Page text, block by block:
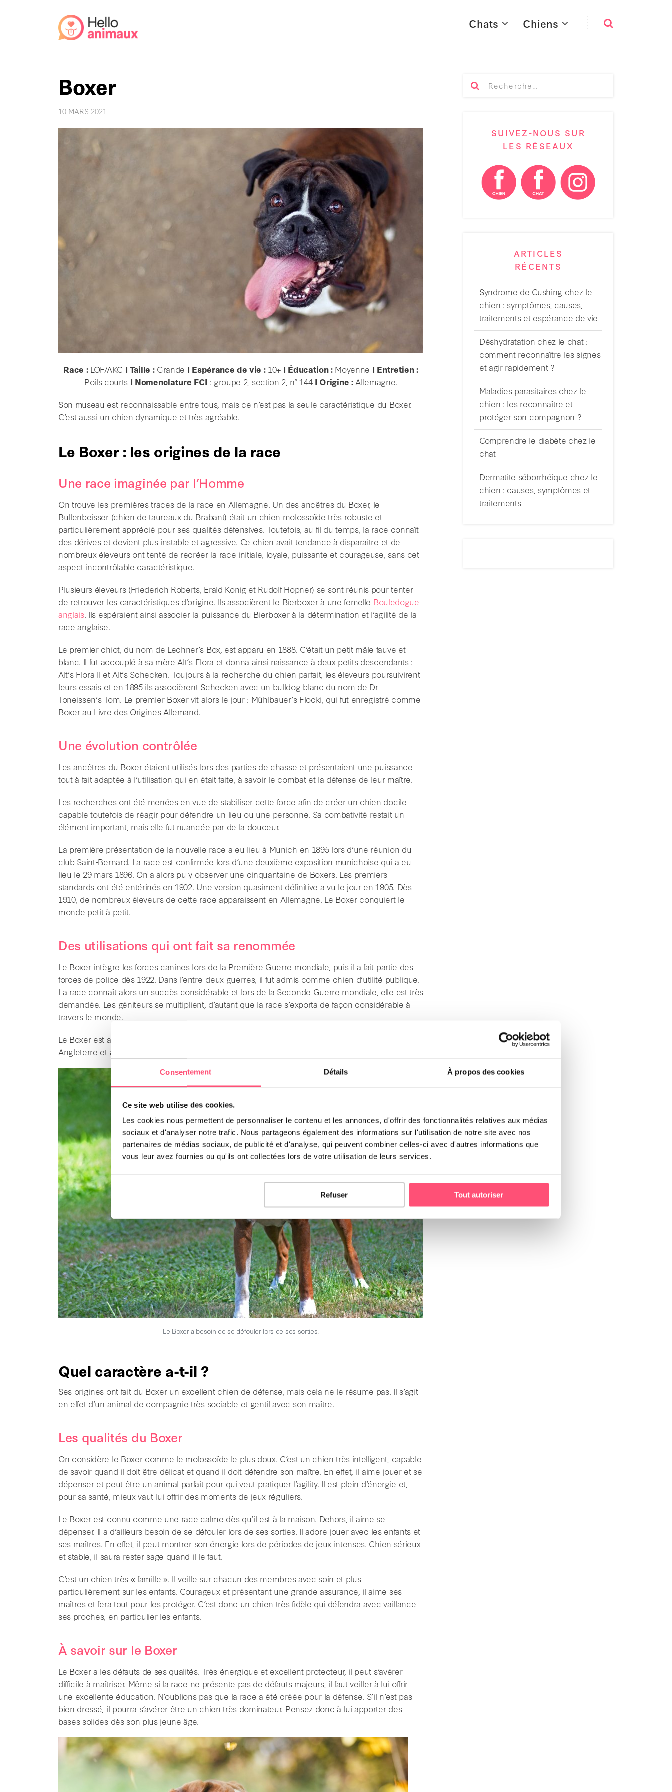
Consentement Détails À propos des cookies
Ce site web utilise des cookies.
Les cookies nous permettent de personnaliser le contenu et les annonces, d'offrir des fonctionnalités relatives aux médias
sociaux et d'analyser notre trafic. Nous partageons également des informations sur l'utilisation de notre site avec nos
partenaires de médias sociaux, de publicité et d'analyse, qui peuvent combiner celles-ci avec d'autres informations que
vous leur avez fournies ou qu'ils ont collectées lors de votre utilisation de leurs services.
Refuser Tout autoriser
Chats Chiens
Boxer
10 MARS 2021
Race : LOF/AKC I Taille : Grande I Espérance de vie : 10+ I Éducation : Moyenne I Entretien :
Poils courts I Nomenclature FCI : groupe 2, section 2, n° 144 I Origine : Allemagne.
Son museau est reconnaissable entre tous, mais ce n’est pas la seule caractéristique du Boxer.
C’est aussi un chien dynamique et très agréable.
Le Boxer : les origines de la race
Une race imaginée par l’Homme
On trouve les premières traces de la race en Allemagne. Un des ancêtres du Boxer, le
Bullenbeisser (chien de taureaux du Brabant) était un chien molossoïde très robuste et
particulièrement apprécié pour ses qualités défensives. Toutefois, au fil du temps, la race connaît
des dérives et devient plus instable et agressive. Ce chien avait tendance à disparaitre et de
nombreux éleveurs ont tenté de recréer la race initiale, loyale, puissante et courageuse, sans cet
aspect incontrôlable caractéristique.
Plusieurs éleveurs (Friederich Roberts, Erald Konig et Rudolf Hopner) se sont réunis pour tenter
de retrouver les caractéristiques d’origine. Ils associèrent le Bierboxer à une femelle Bouledogue
anglais. Ils espéraient ainsi associer la puissance du Bierboxer à la détermination et l’agilité de la
race anglaise.
Le premier chiot, du nom de Lechner’s Box, est apparu en 1888. C’était un petit mâle fauve et
blanc. Il fut accouplé à sa mère Alt’s Flora et donna ainsi naissance à deux petits descendants :
Alt’s Flora II et Alt’s Schecken. Toujours à la recherche du chien parfait, les éleveurs poursuivirent
leurs essais et en 1895 ils associèrent Schecken avec un bulldog blanc du nom de Dr
Toneissen’s Tom. Le premier Boxer vit alors le jour : Mühlbauer’s Flocki, qui fut enregistré comme
Boxer au Livre des Origines Allemand.
Une évolution contrôlée
Les ancêtres du Boxer étaient utilisés lors des parties de chasse et présentaient une puissance
tout à fait adaptée à l’utilisation qui en était faite, à savoir le combat et la défense de leur maître.
Les recherches ont été menées en vue de stabiliser cette force afin de créer un chien docile
capable toutefois de réagir pour défendre un lieu ou une personne. Sa combativité restait un
élément important, mais elle fut nuancée par de la douceur.
La première présentation de la nouvelle race a eu lieu à Munich en 1895 lors d’une réunion du
club Saint-Bernard. La race est confirmée lors d’une deuxième exposition munichoise qui a eu
lieu le 29 mars 1896. On a alors pu y observer une cinquantaine de Boxers. Les premiers
standards ont été entérinés en 1902. Une version quasiment définitive a vu le jour en 1905. Dès
1910, de nombreux éleveurs de cette race apparaissent en Allemagne. Le Boxer conquiert le
monde petit à petit.
Des utilisations qui ont fait sa renommée
Le Boxer intègre les forces canines lors de la Première Guerre mondiale, puis il a fait partie des
forces de police dès 1922. Dans l’entre-deux-guerres, il fut admis comme chien d’utilité publique.
La race connaît alors un succès considérable et lors de la Seconde Guerre mondiale, elle est très
demandée. Les géniteurs se multiplient, d’autant que la race s’exporta de façon considérable à
travers le monde.
Le Boxer est arrivé en France au début du XXe siècle et a trouvé sa place aux États-Unis, en
Angleterre et aux Pays-Bas dès 1930.
Le Boxer a besoin de se défouler lors de ses sorties.
Quel caractère a-t-il ?
Ses origines ont fait du Boxer un excellent chien de défense, mais cela ne le résume pas. Il s’agit
en effet d’un animal de compagnie très sociable et gentil avec son maître.
Les qualités du Boxer
On considère le Boxer comme le molossoïde le plus doux. C’est un chien très intelligent, capable
de savoir quand il doit être délicat et quand il doit défendre son maître. En effet, il aime jouer et se
dépenser et peut être un animal parfait pour qui veut pratiquer l’agility. Il est plein d’énergie et,
pour sa santé, mieux vaut lui offrir des moments de jeux réguliers.
Le Boxer est connu comme une race calme dès qu’il est à la maison. Dehors, il aime se
dépenser. Il a d’ailleurs besoin de se défouler lors de ses sorties. Il adore jouer avec les enfants et
ses maîtres. En effet, il peut montrer son énergie lors de périodes de jeux intenses. Chien sérieux
et stable, il saura rester sage quand il le faut.
C’est un chien très « famille ». Il veille sur chacun des membres avec soin et plus
particulièrement sur les enfants. Courageux et présentant une grande assurance, il aime ses
maîtres et fera tout pour les protéger. C’est donc un chien très fidèle qui défendra avec vaillance
ses proches, en particulier les enfants.
À savoir sur le Boxer
Le Boxer a les défauts de ses qualités. Très énergique et excellent protecteur, il peut s’avérer
difficile à maîtriser. Même si la race ne présente pas de défauts majeurs, il faut veiller à lui offrir
une excellente éducation. N’oublions pas que la race a été créée pour la défense. S’il n’est pas
bien dressé, il pourra s’avérer être un chien très dominateur. Pensez donc à lui apporter des
bases solides dès son plus jeune âge.
SUIVEZ-NOUS SUR
LES RÉSEAUX
ARTICLES
RÉCENTS
Syndrome de Cushing chez le
chien : symptômes, causes,
traitements et espérance de vie
Déshydratation chez le chat :
comment reconnaître les signes
et agir rapidement ?
Maladies parasitaires chez le
chien : les reconnaître et
protéger son compagnon ?
Comprendre le diabète chez le
chat
Dermatite séborrhéique chez le
chien : causes, symptômes et
traitements